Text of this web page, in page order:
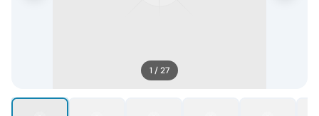
1 /27